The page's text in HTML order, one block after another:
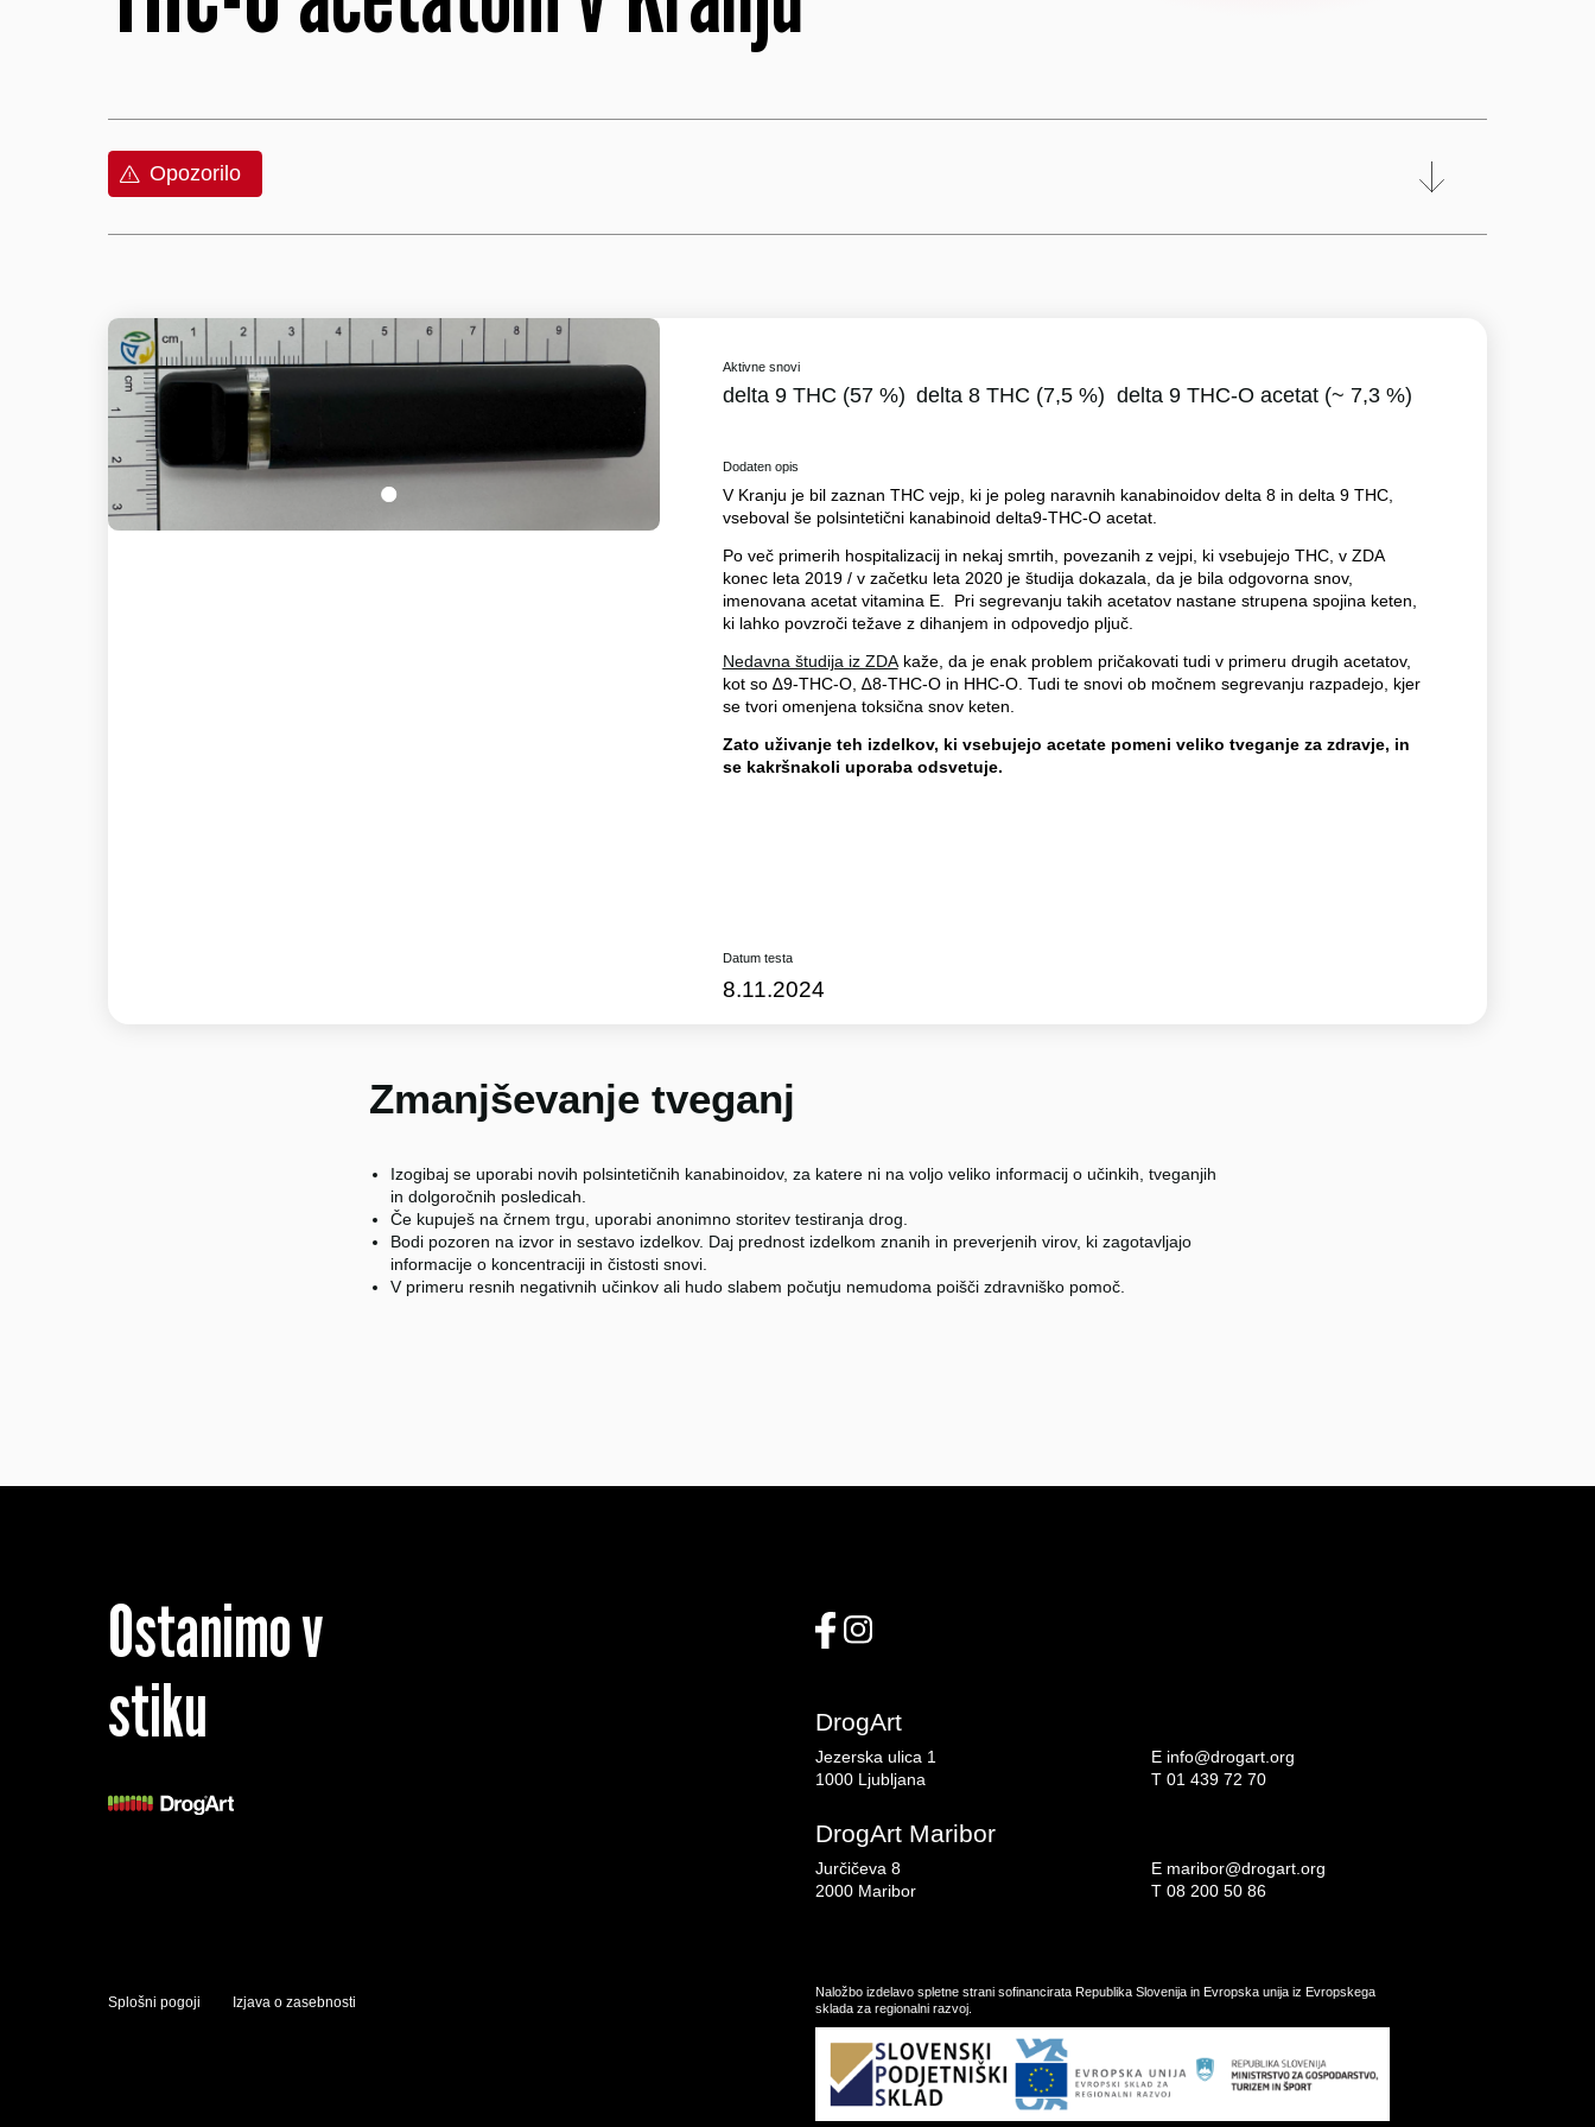
Opozorilo
1
Aktivne snovi
delta 9 THC (57 %) delta 8 THC (7,5 %) delta 9 THC-O acetat (~ 7,3 %)
Dodaten opis
V Kranju je bil zaznan THC vejp, ki je poleg naravnih kanabinoidov delta 8 in delta 9 THC,
vseboval še polsintetični kanabinoid delta9-THC-O acetat.
Po več primerih hospitalizacij in nekaj smrtih, povezanih z vejpi, ki vsebujejo THC, v ZDA
konec leta 2019 / v začetku leta 2020 je študija dokazala, da je bila odgovorna snov,
imenovana acetat vitamina E. Pri segrevanju takih acetatov nastane strupena spojina keten,
ki lahko povzroči težave z dihanjem in odpovedjo pljuč.
Nedavna študija iz ZDAkaže, da je enak problem pričakovati tudi v primeru drugih acetatov,
kot so ∆9-THC-O, ∆8-THC-O in HHC-O. Tudi te snovi ob močnem segrevanju razpadejo, kjer
se tvori omenjena toksična snov keten.
Zato uživanje teh izdelkov, ki vsebujejo acetate pomeni veliko tveganje za zdravje, in
se kakršnakoli uporaba odsvetuje.
Datum testa
8.11.2024
Zmanjševanje tveganj
Izogibaj se uporabi novih polsintetičnih kanabinoidov, za katere ni na voljo veliko informacij o učinkih, tveganjih
in dolgoročnih posledicah.
Če kupuješ na črnem trgu, uporabi anonimno storitev testiranja drog.
Bodi pozoren na izvor in sestavo izdelkov. Daj prednost izdelkom znanih in preverjenih virov, ki zagotavljajo
informacije o koncentraciji in čistosti snovi.
V primeru resnih negativnih učinkov ali hudo slabem počutju nemudoma poišči zdravniško pomoč.
Ostanimo v
stiku
DrogArt
Jezerska ulica 1
1000 Ljubljana
E info@drogart.org
T 01 439 72 70
DrogArt Maribor
Jurčičeva 8
2000 Maribor
E maribor@drogart.org
T 08 200 50 86
Splošni pogoji Izjava o zasebnosti
Naložbo izdelavo spletne strani sofinancirata Republika Slovenija in Evropska unija iz Evropskega
sklada za regionalni razvoj.